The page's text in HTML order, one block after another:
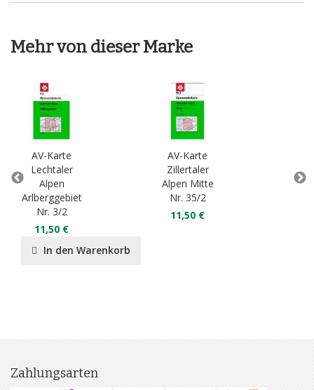
Mehr von dieser Marke
AV-Karte
Lechtaler
Alpen
Arlberggebiet
Nr. 3/2
11,50 €
In den Warenkorb
AV-Karte
Zillertaler
Alpen Mitte
Nr. 35/2
11,50 €
Zahlungsarten